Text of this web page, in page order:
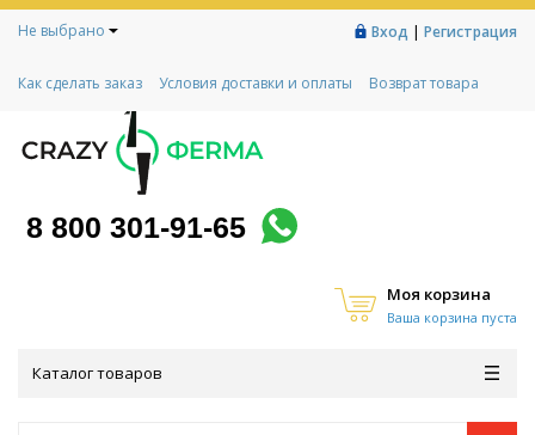
Не выбрано Вход | Регистрация
Как сделать заказ Условия доставки и оплаты
Возврат товара
Контакты
Социальный контракт
Любимая ферма
8 800 301-91-65
Моя корзина
Ваша корзина пуста
Каталог товаров